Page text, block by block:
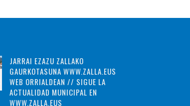
JARRAI EZAZU ZALLAKO
GAURKOTASUNA WWW.ZALLA.EUS
WEB ORRIALDEAN // SIGUE LA
ACTUALIDAD MUNICIPAL EN
WWW.ZALLA.EUS